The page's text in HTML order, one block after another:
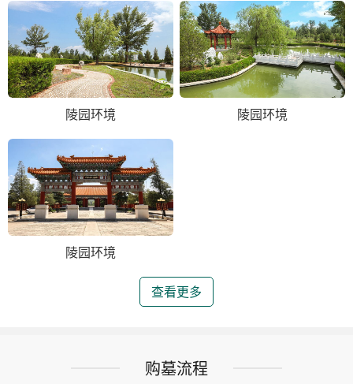
陵园环境 陵园环境
陵园环境
查看更多
购墓流程